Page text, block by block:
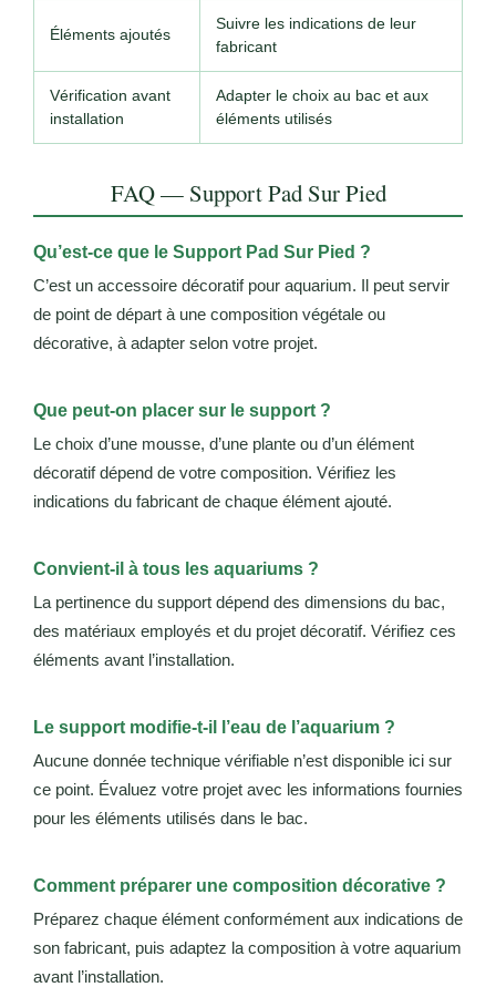
Éléments ajoutés
Suivre les indications de leur
fabricant
Vérification avant
installation
Adapter le choix au bac et aux
éléments utilisés
FAQ — Support Pad Sur Pied
Qu’est-ce que le Support Pad Sur Pied ?
C’est un accessoire décoratif pour aquarium. Il peut servir
de point de départ à une composition végétale ou
décorative, à adapter selon votre projet.
Que peut-on placer sur le support ?
Le choix d’une mousse, d’une plante ou d’un élément
décoratif dépend de votre composition. Vérifiez les
indications du fabricant de chaque élément ajouté.
Convient-il à tous les aquariums ?
La pertinence du support dépend des dimensions du bac,
des matériaux employés et du projet décoratif. Vérifiez ces
éléments avant l’installation.
Le support modifie-t-il l’eau de l’aquarium ?
Aucune donnée technique vérifiable n’est disponible ici sur
ce point. Évaluez votre projet avec les informations fournies
pour les éléments utilisés dans le bac.
Comment préparer une composition décorative ?
Préparez chaque élément conformément aux indications de
son fabricant, puis adaptez la composition à votre aquarium
avant l’installation.